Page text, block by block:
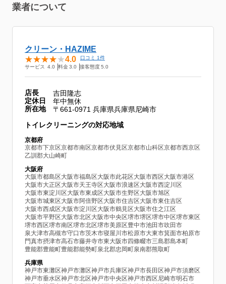
業者について
クリーン・HAZIME
4.0
口コミ 1件
サービス
4.0 料金3.0 接客態度5.0
店長
吉田隆志
定休日
年中無休
所在地
〒661-0971 兵庫県兵庫県尼崎市
トイレクリーニングの対応地域
京都府
京都市下京区京都市南区京都市伏見区京都市山科区京都市西京区
乙訓郡大山崎町
大阪府
大阪市都島区大阪市福島区大阪市此花区大阪市西区大阪市港区
大阪市大正区大阪市天王寺区大阪市浪速区大阪市西淀川区
大阪市東淀川区大阪市東成区大阪市生野区大阪市旭区
大阪市城東区大阪市阿倍野区大阪市住吉区大阪市東住吉区
大阪市西成区大阪市淀川区大阪市鶴見区大阪市住之江区
大阪市平野区大阪市北区大阪市中央区堺市堺区堺市中区堺市東区
堺市西区堺市南区堺市北区堺市美原区豊中市池田市吹田市
泉大津市高槻市守口市茨木市寝屋川市松原市大東市箕面市柏原市
門真市摂津市高石市藤井寺市東大阪市四條畷市三島郡島本町
豊能郡豊能町豊能郡能勢町泉北郡忠岡町泉南郡熊取町
兵庫県
神戸市東灘区神戸市灘区神戸市兵庫区神戸市長田区神戸市須磨区
神戸市垂水区神戸市北区神戸市中央区神戸市西区尼崎市明石市